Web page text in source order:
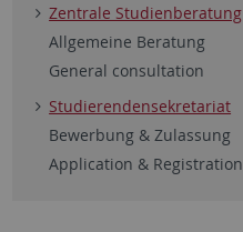
Zentrale Studienberatung
Allgemeine Beratung
General consultation
Studierendensekretariat
Bewerbung & Zulassung
Application & Registration